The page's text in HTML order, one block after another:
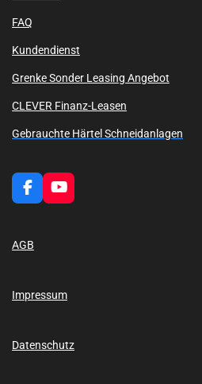
FAQ
Kundendienst
Grenke Sonder Leasing Angebot
CLEVER Finanz-Leasen
Gebrauchte Härtel Schneidanlagen
F
a
b
k
Y
o
AGB
Impressum
Datenschutz